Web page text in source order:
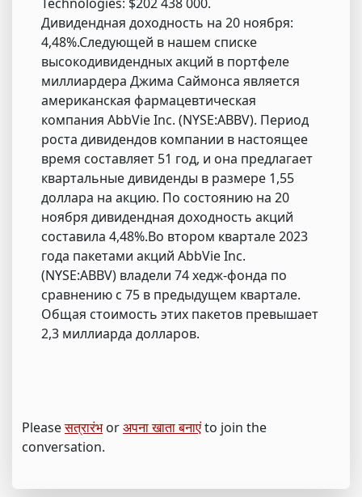
Technologies: $202 438 000.
Дивидендная доходность на 20 ноября:
4,48%.Следующей в нашем списке
высокодивидендных акций в портфеле
миллиардера Джима Саймонса является
американская фармацевтическая
компания AbbVie Inc. (NYSE:ABBV). Период
роста дивидендов компании в настоящее
время составляет 51 год, и она предлагает
квартальные дивиденды в размере 1,55
доллара на акцию. По состоянию на 20
ноября дивидендная доходность акций
составила 4,48%.Во втором квартале 2023
года пакетами акций AbbVie Inc.
(NYSE:ABBV) владели 74 хедж-фонда по
сравнению с 75 в предыдущем квартале.
Общая стоимость этих пакетов превышает
2,3 миллиарда долларов.
Pleaseसत्रारंभorअपना खाता बनाएंto join the
conversation.